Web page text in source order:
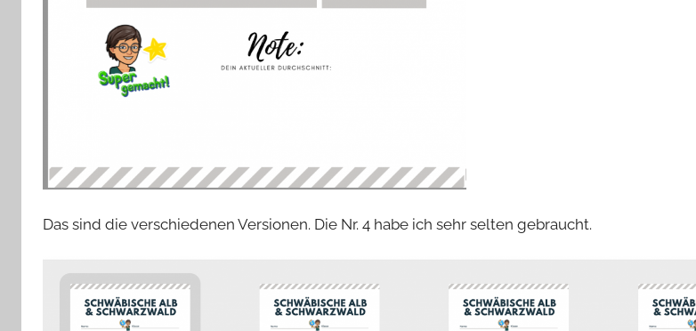
Das sind die verschiedenen Versionen. Die Nr. 4 habe ich sehr selten gebraucht.